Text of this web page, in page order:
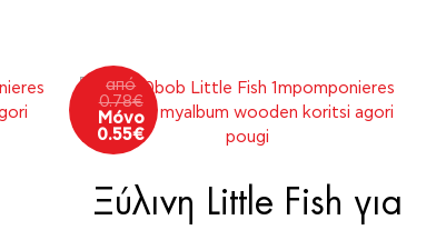
Ξύλινη Little Fish για
από
0.78€
Μόνο
0.55€